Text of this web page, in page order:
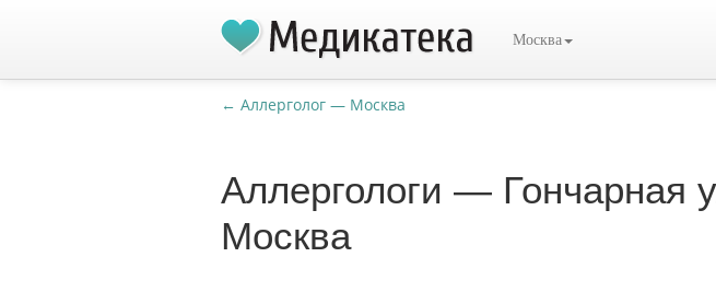
Москва
← Аллерголог — Москва
Аллергологи — Гончарная
Москва